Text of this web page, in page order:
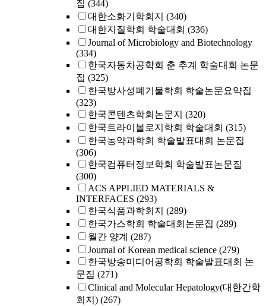
집 (344)
대한소화기학회지 (340)
대한지질학회 학술대회 (336)
Journal of Microbiology and Biotechnology
(334)
한국자동차공학회 춘 추계 학술대회 논문
집 (325)
한국방사성폐기물학회 학술논문요약집
(323)
한국콘텐츠학회논문지 (320)
한국트라이볼로지학회 학술대회 (315)
한국농약과학회 학술발표대회 논문집
(306)
한국컴퓨터정보학회 학술발표논문집
(300)
ACS APPLIED MATERIALS &
INTERFACES (293)
한국식품과학회지 (289)
한국가스학회 학술대회논문집 (289)
월간 양계 (287)
Journal of Korean medical science (279)
한국방송미디어공학회 학술발표대회 논
문집 (271)
Clinical and Molecular Hepatology(대한간학
회지) (267)